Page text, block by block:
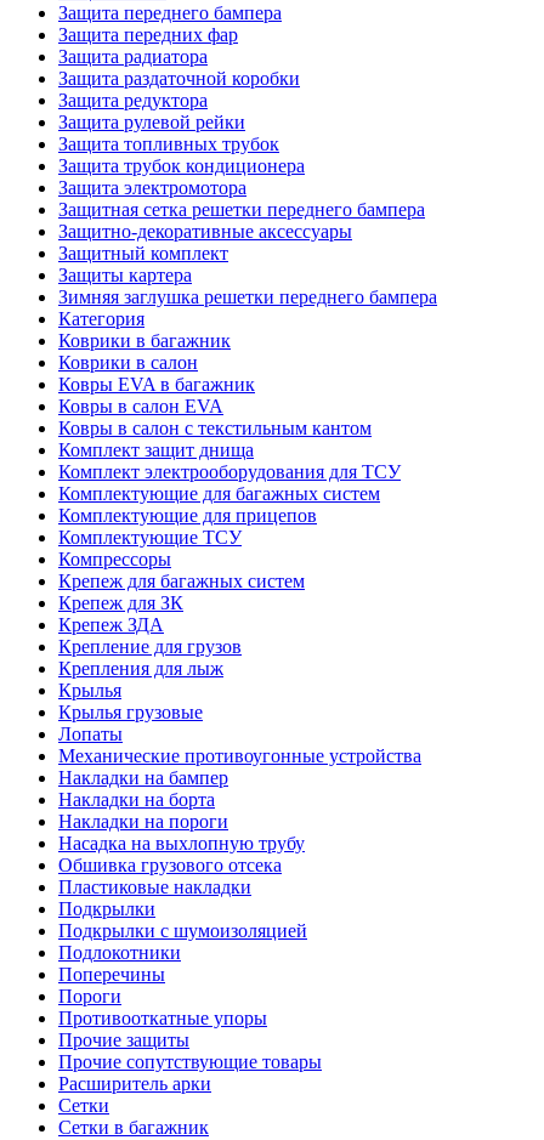
Защита переднего бампера
Защита передних фар
Защита радиатора
Защита раздаточной коробки
Защита редуктора
Защита рулевой рейки
Защита топливных трубок
Защита трубок кондиционера
Защита электромотора
Защитная сетка решетки переднего бампера
Защитно-декоративные аксессуары
Защитный комплект
Защиты картера
Зимняя заглушка решетки переднего бампера
Категория
Коврики в багажник
Коврики в салон
Ковры EVA в багажник
Ковры в салон EVA
Ковры в салон с текстильным кантом
Комплект защит днища
Комплект электрооборудования для ТСУ
Комплектующие для багажных систем
Комплектующие для прицепов
Комплектующие ТСУ
Компрессоры
Крепеж для багажных систем
Крепеж для ЗК
Крепеж ЗДА
Крепление для грузов
Крепления для лыж
Крылья
Крылья грузовые
Лопаты
Механические противоугонные устройства
Накладки на бампер
Накладки на борта
Накладки на пороги
Насадка на выхлопную трубу
Обшивка грузового отсека
Пластиковые накладки
Подкрылки
Подкрылки с шумоизоляцией
Подлокотники
Поперечины
Пороги
Противооткатные упоры
Прочие защиты
Прочие сопутствующие товары
Расширитель арки
Сетки
Сетки в багажник